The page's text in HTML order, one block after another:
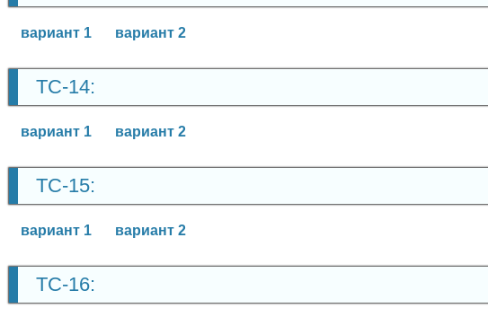
вариант 1 вариант 2
ТС-14:
вариант 1 вариант 2
ТС-15:
вариант 1 вариант 2
ТС-16: